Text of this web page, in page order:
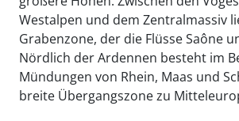
Westalpen und dem Zentralmassiv
Grabenzone, der die Flüsse Saône
Nördlich der Ardennen besteht im
Mündungen von Rhein, Maas und
breite Übergangszone zu